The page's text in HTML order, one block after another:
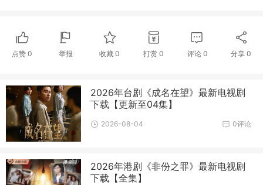
点赞 0 举报 收藏0 打赏 0 评论 0 分享0
2026年台剧《成名在望》最新电视剧
下载【更新至04集】
0评论
2026-08-04
2026年港剧《非份之罪》最新电视剧
下载【全集】